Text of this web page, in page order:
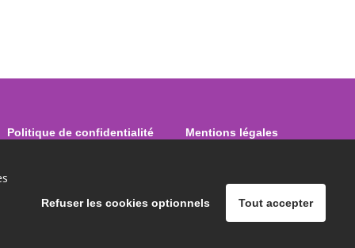
Refuser les cookies optionnels Tout accepter
Politique de confidentialité Mentions légales